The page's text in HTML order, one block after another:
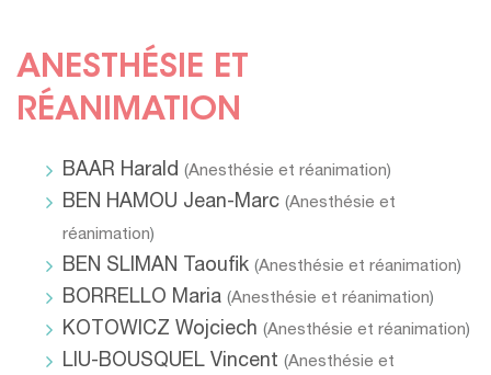
ANESTHÉSIE ET
RÉANIMATION
BAAR Harald (Anesthésie et réanimation)
BEN HAMOU Jean-Marc (Anesthésie et
réanimation)
BEN SLIMAN Taoufik (Anesthésie et réanimation)
BORRELLO Maria (Anesthésie et réanimation)
KOTOWICZ Wojciech (Anesthésie et réanimation)
LIU-BOUSQUEL Vincent (Anesthésie et